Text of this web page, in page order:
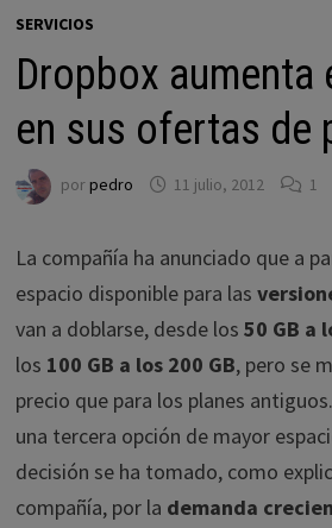
SERVICIOS
Dropbox aumenta
en sus ofertas de
porpedro 11 julio, 2012 1
La compañía ha anunciado que a
espacio disponible para las
van a doblarse, desde los 50 GB a
los 100 GB a los 200 GB, pero se
precio que para los planes
una tercera opción de mayor
decisión se ha tomado, como
compañía, por la demanda